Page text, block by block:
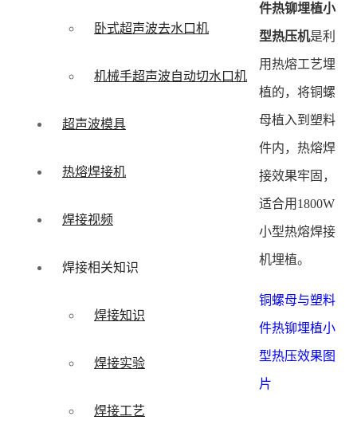
卧式超声波去水口机
机械手超声波自动切水口机
超声波模具
热熔焊接机
焊接视频
焊接相关知识
焊接知识
焊接实验
焊接工艺
件热铆埋植小
型热压机是利
用热熔工艺埋
植的，将铜螺
母植入到塑料
件内，热熔焊
接效果牢固，
适合用1800W
小型热熔焊接
机埋植。
铜螺母与塑料
件热铆埋植小
型热压效果图
片